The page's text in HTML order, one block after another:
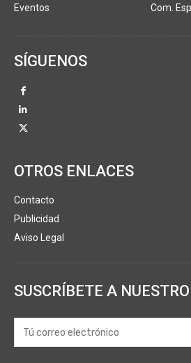
Eventos
Com.
SÍGUENOS
OTROS ENLACES
Contacto
Publicidad
Aviso Legal
SUSCRÍBETE A